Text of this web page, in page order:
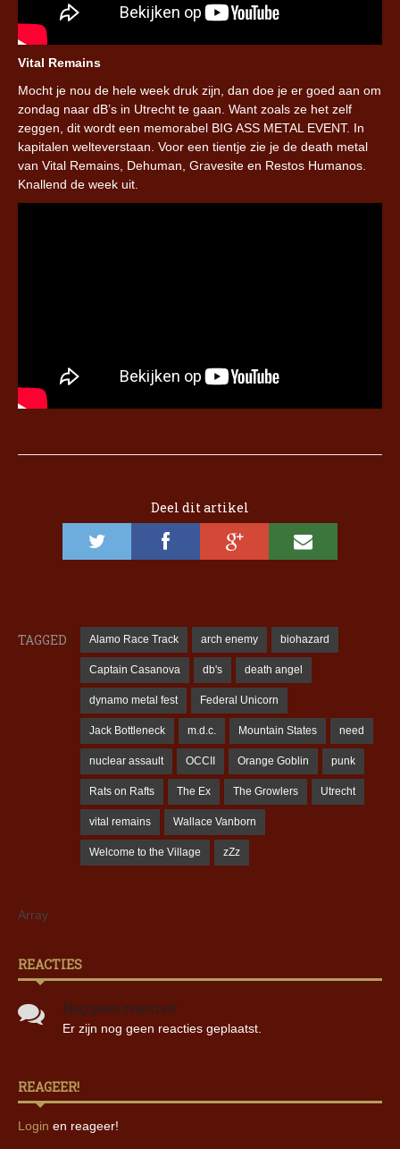
Vital Remains
Mocht je nou de hele week druk zijn, dan doe je er goed aan om
zondag naar dB’s in Utrecht te gaan. Want zoals ze het zelf
zeggen, dit wordt een memorabel BIG ASS METAL EVENT. In
kapitalen welteverstaan. Voor een tientje zie je de death metal
van Vital Remains, Dehuman, Gravesite en Restos Humanos.
Knallend de week uit.
Deel dit artikel
TAGGED Alamo Race Track arch enemy biohazard
Captain Casanova db's death angel
dynamo metal fest Federal Unicorn
Jack Bottleneck m.d.c. Mountain States need
nuclear assault OCCII Orange Goblin punk
Rats on Rafts The Ex The Growlers Utrecht
vital remains Wallace Vanborn
Welcome to the Village zZz
Array
REACTIES
Nog geen reacties!
Er zijn nog geen reacties geplaatst.
REAGEER!
Login en reageer!